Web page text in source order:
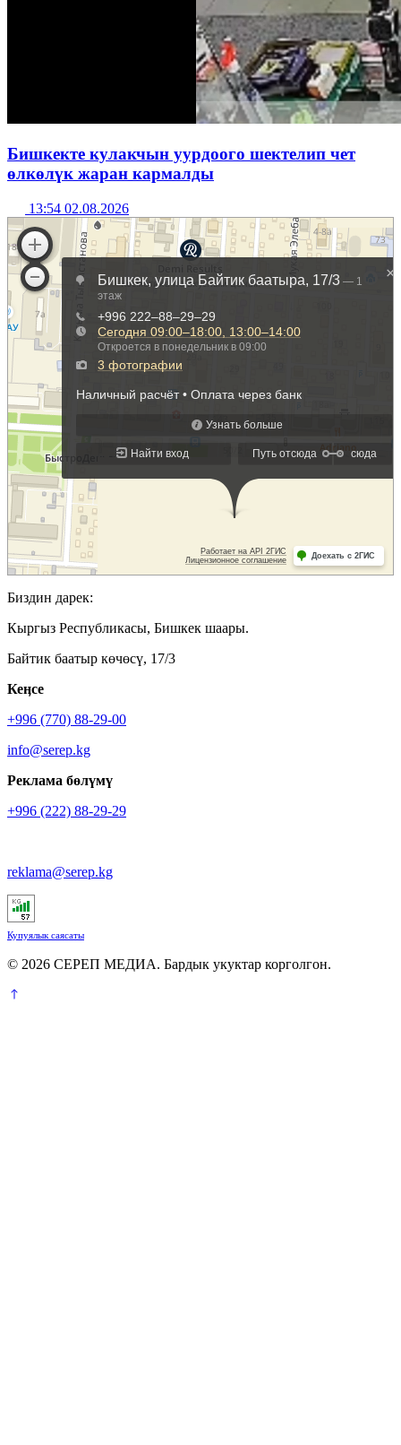
Бишкекте кулакчын уурдоого шектелип чет
өлкөлүк жаран кармалды
13:54 02.08.2026
Биздин дарек:
Кыргыз Республикасы, Бишкек шаары.
Байтик баатыр көчөсү, 17/3
Кеӊсе
+996 (770) 88-29-00
info@serep.kg
Реклама бөлүмү
+996 (222) 88-29-29
reklama@serep.kg
Купуялык саясаты
© 2026 СЕРЕП МЕДИА. Бардык укуктар корголгон.